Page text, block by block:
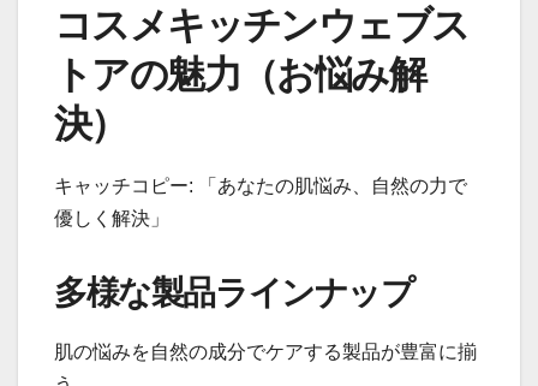
コスメキッチンウェブス
トアの魅力（お悩み解
決）
キャッチコピー: 「あなたの肌悩み、自然の力で
優しく解決」
多様な製品ラインナップ
肌の悩みを自然の成分でケアする製品が豊富に揃